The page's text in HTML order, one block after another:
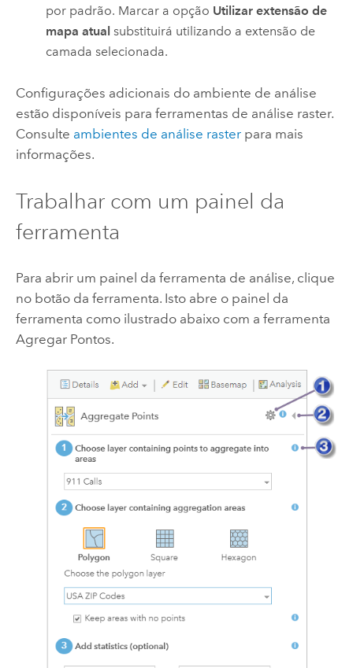
por padrão. Marcar a opção Utilizar extensão de
mapa atual substituirá utilizando a extensão de
camada selecionada.
Configurações adicionais do ambiente de análise
estão disponíveis para ferramentas de análise raster.
Consulte ambientes de análise rasterpara mais
informações.
Trabalhar com um painel da
ferramenta
Para abrir um painel da ferramenta de análise, clique
no botão da ferramenta. Isto abre o painel da
ferramenta como ilustrado abaixo com a ferramenta
Agregar Pontos.